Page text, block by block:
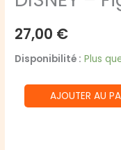
27,00 €
Disponibilité : Plus
quantité
de
AJOUTER AU